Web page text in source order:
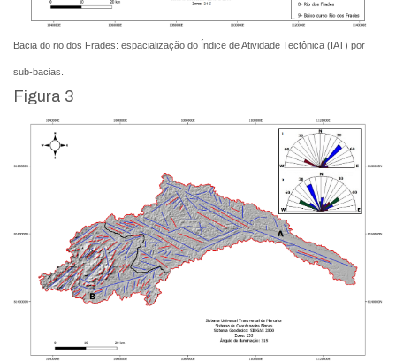
Bacia do rio dos Frades: espacialização do Índice de Atividade Tectônica (IAT) por
sub-bacias.
Figura 3